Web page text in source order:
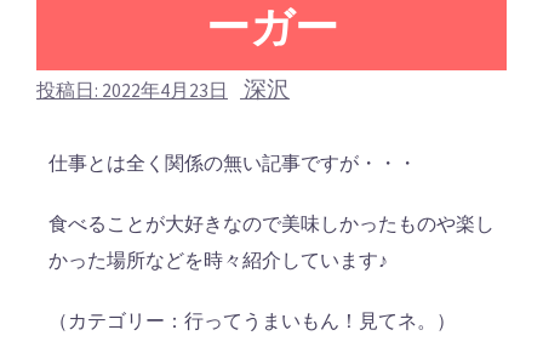
ーガー
投稿日: 2022年4月23日 深沢
仕事とは全く関係の無い記事ですが・・・
食べることが大好きなので美味しかったものや楽し
かった場所などを時々紹介しています♪
（カテゴリー：行ってうまいもん！見てネ。）